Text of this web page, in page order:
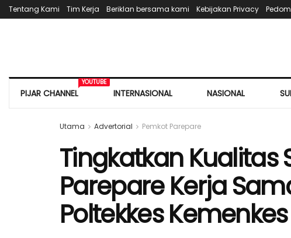
Tentang Kami Tim Kerja Beriklan bersama kami Kebijakan Privacy
PIJAR CHANNEL
YOUTUBE
INTERNASIONAL NASIONAL
Utama Advertorial Pemkot Parepare
Tingkatkan Kualitas
Parepare Kerja
Poltekkes Kemenkes